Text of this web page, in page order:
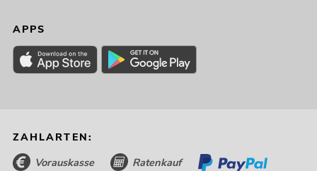
APPS
ZAHLARTEN:
Vorauskasse Ratenkauf